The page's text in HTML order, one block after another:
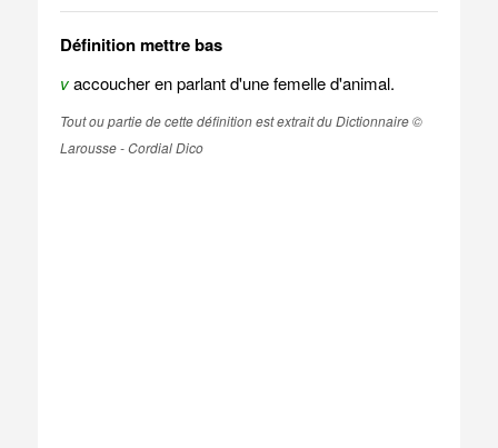
Définition mettre bas
vaccoucher en parlant d'une femelle d'animal.
Tout ou partie de cette définition est extrait du Dictionnaire ©
Larousse - Cordial Dico